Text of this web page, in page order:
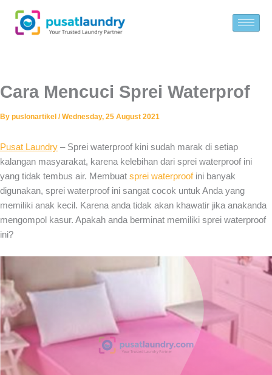
content
Cara Mencuci Sprei Waterprof
By puslonartikel /Wednesday, 25 August 2021
Pusat Laundry – Sprei waterproof kini sudah marak di setiap
kalangan masyarakat, karena kelebihan dari sprei waterproof ini
yang tidak tembus air. Membuat sprei waterproofini banyak
digunakan, sprei waterproof ini sangat cocok untuk Anda yang
memiliki anak kecil. Karena anda tidak akan khawatir jika anakanda
mengompol kasur. Apakah anda berminat memiliki sprei waterproof
ini?